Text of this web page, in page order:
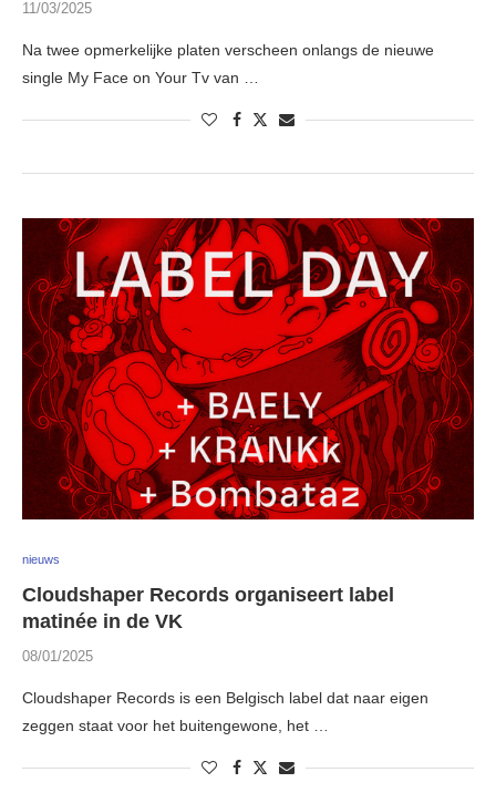
11/03/2025
Na twee opmerkelijke platen verscheen onlangs de nieuwe
single My Face on Your Tv van …
nieuws
Cloudshaper Records organiseert label
matinée in de VK
08/01/2025
Cloudshaper Records is een Belgisch label dat naar eigen
zeggen staat voor het buitengewone, het …